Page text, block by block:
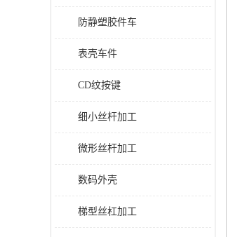
防静塑胶件车
表壳车件
CD纹按键
细小丝杆加工
微形丝杆加工
数码外壳
梯型丝杠加工